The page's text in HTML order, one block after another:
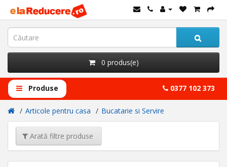
0 produs(e)
Produse 0377 102 373
Articole pentru casa Bucatarie si Servire
Arată filtre produse